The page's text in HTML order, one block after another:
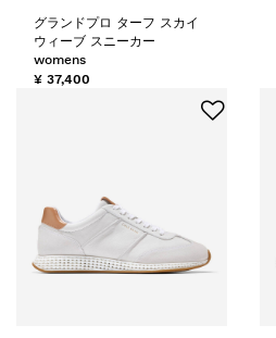
グランドプロ ターフ スカイ
ウィーブ スニーカー
womens
¥ 37,400